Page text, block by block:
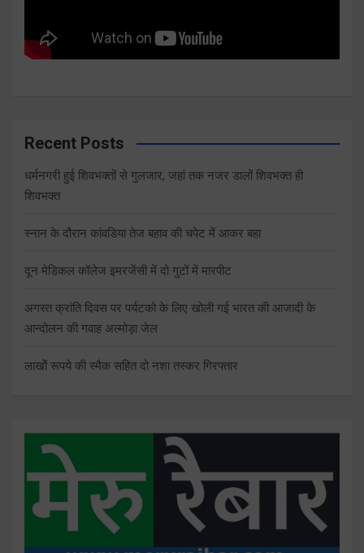
Recent Posts
धर्मनगरी हुई शिवभक्तों से गुलजार, जहां तक नजर डालों शिवभक्त ही
शिवभक्त
स्नान के दौरान कांवडिया तेज बहाव की चपेट में आकर बहा
दून मेडिकल कॉलेज इमरजेंसी में दो गुटों में मारपीट
अगस्त क्रांति दिवस पर पर्यटको के लिए खोली गई भारत की आजादी के
आन्दोलन की गवाह अल्मोड़ा जेल
लाखोें रूपये की स्मैक सहित दो नशा तस्कर गिरफ्तार